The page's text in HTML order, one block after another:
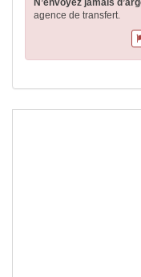
N’envoyez jamais
agence de transfert.